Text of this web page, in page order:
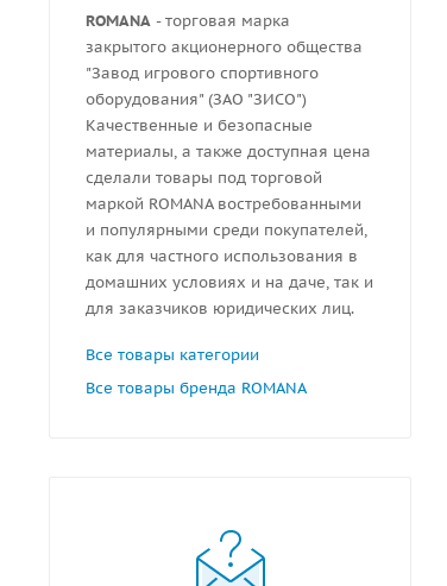
ROMANA - торговая марка
закрытого акционерного общества
"Завод игрового спортивного
оборудования" (ЗАО "ЗИСО")
Качественные и безопасные
материалы, а также доступная цена
сделали товары под торговой
маркой ROMANA востребованными
и популярными среди покупателей,
как для частного использования в
домашних условиях и на даче, так и
для заказчиков юридических лиц.
Все товары категории
Все товары бренда ROMANA